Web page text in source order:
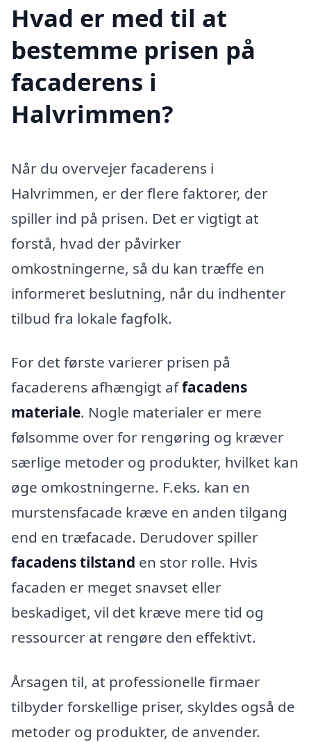
Hvad er med til at
bestemme prisen på
facaderens i
Halvrimmen?
Når du overvejer facaderens i
Halvrimmen, er der flere faktorer, der
spiller ind på prisen. Det er vigtigt at
forstå, hvad der påvirker
omkostningerne, så du kan træffe en
informeret beslutning, når du indhenter
tilbud fra lokale fagfolk.
For det første varierer prisen på
facaderens afhængigt affacadens
materiale. Nogle materialer er mere
følsomme over for rengøring og kræver
særlige metoder og produkter, hvilket kan
øge omkostningerne. F.eks. kan en
murstensfacade kræve en anden tilgang
end en træfacade. Derudover spiller
facadens tilstand en stor rolle. Hvis
facaden er meget snavset eller
beskadiget, vil det kræve mere tid og
ressourcer at rengøre den effektivt.
Årsagen til, at professionelle firmaer
tilbyder forskellige priser, skyldes også de
metoder og produkter, de anvender.